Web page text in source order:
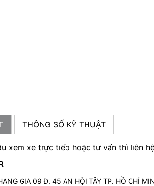
THÔNG SỐ KỸ THUẬT
xem xe trực tiếp hoặc tư vấn thì liên
GIA 09 Đ. 45 AN HỘI TÂY TP. HỒ CHÍ